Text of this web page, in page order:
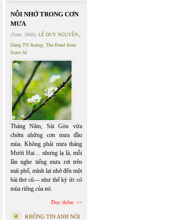
NỖI NHỚ TRONG CƠN
MƯA
(Xem: 3666) LÊ DUY NGUYÊN
Dang TN &amp; The Band from
Suno AI
Tháng Năm, Sài Gòn vừa
chớm những cơn mưa đầu
mùa. Không phải mưa tháng
Mười Hai… nhưng lạ là, mỗi
lần nghe tiếng mưa rơi trên
mái phố, mình lại nhớ đến một
bài thơ cũ— như thể ký ức có
mùa riêng của nó.
Đọc thêm
KHÔNG TIN ANH NÓI